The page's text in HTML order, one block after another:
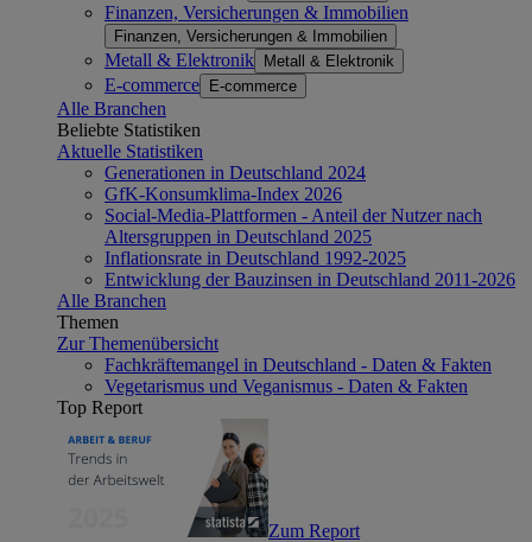
Finanzen, Versicherungen & Immobilien
Finanzen, Versicherungen & Immobilien
Metall & Elektronik Metall & Elektronik
E-commerce E-commerce
Alle Branchen
Beliebte Statistiken
Aktuelle Statistiken
Generationen in Deutschland 2024
GfK-Konsumklima-Index 2026
Social-Media-Plattformen - Anteil der Nutzer nach
Altersgruppen in Deutschland 2025
Inflationsrate in Deutschland 1992-2025
Entwicklung der Bauzinsen in Deutschland 2011-2026
Alle Branchen
Themen
Zur Themenübersicht
Fachkräftemangel in Deutschland - Daten & Fakten
Vegetarismus und Veganismus - Daten & Fakten
Top Report
Zum Report